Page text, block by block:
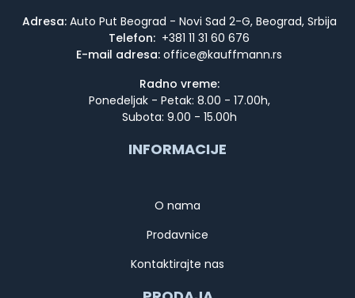
Adresa:Auto Put Beograd - Novi Sad 2-G, Beograd, Srbija
Telefon: +381 11 31 60 676
E-mail adresa:
Radno vreme:
Ponedeljak - Petak: 8.00 - 17.00h,
Subota: 9.00 - 15.00h
INFORMACIJE
O nama
Prodavnice
Kontaktirajte nas